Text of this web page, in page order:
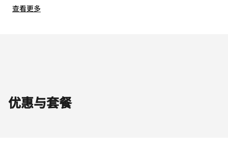
查看更多
优惠与套餐